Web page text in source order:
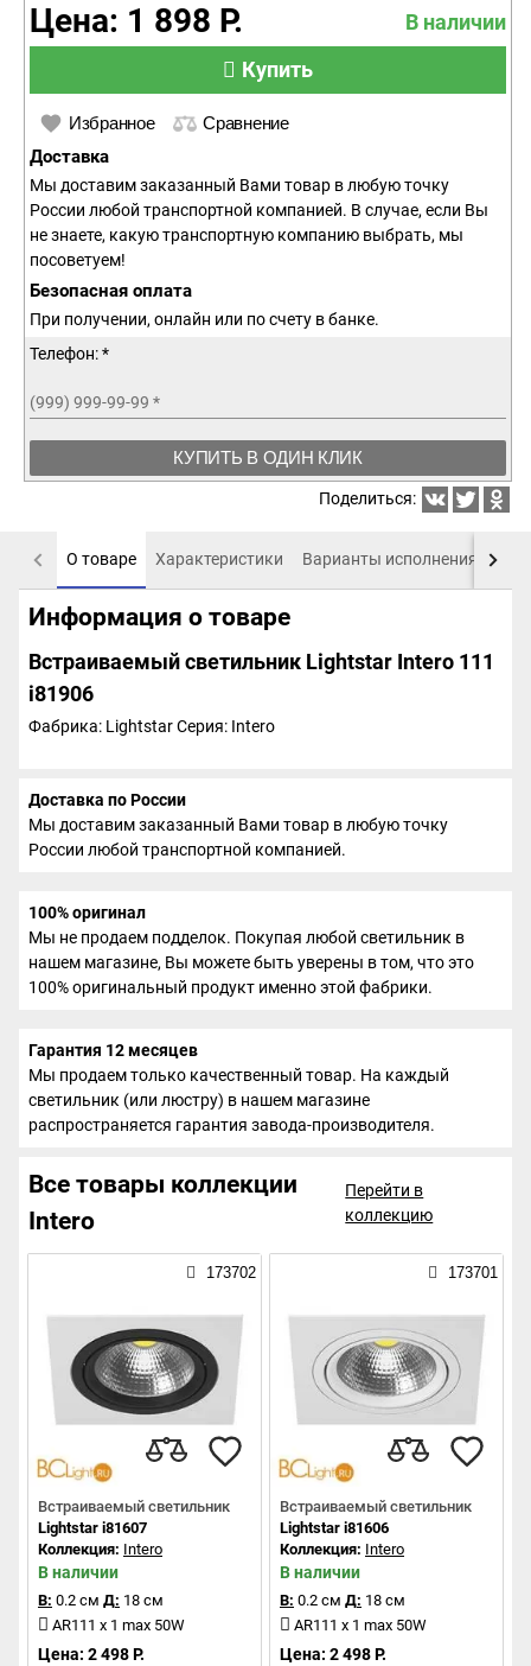
Цена: 1 898 Р.
В наличии
Купить
Избранное Сравнение
Доставка
Мы доставим заказанный Вами товар в любую точку
России любой транспортной компанией. В случае, если Вы
не знаете, какую транспортную компанию выбрать, мы
посоветуем!
Безопасная оплата
При получении, онлайн или по счету в банке.
Телефон: *
(999) 999-99-99 *
КУПИТЬ В ОДИН КЛИК
Поделиться:
О товаре Характеристики Варианты исполнения
Информация о товаре
Встраиваемый светильник Lightstar Intero 111
i81906
Фабрика: LightstarСерия: Intero
Доставка по России
Мы доставим заказанный Вами товар в любую точку
России любой транспортной компанией.
100% оригинал
Мы не продаем подделок. Покупая любой светильник в
нашем магазине, Вы можете быть уверены в том, что это
100% оригинальный продукт именно этой фабрики.
Гарантия 12 месяцев
Мы продаем только качественный товар. На каждый
светильник (или люстру) в нашем магазине
распространяется гарантия завода-производителя.
Все товары коллекции
Intero
Перейти в
коллекцию
173702
Встраиваемый светильник
Lightstar i81607
Коллекция: Intero
В наличии
В: 0.2 см Д: 18 см
AR111 x 1 max 50W
Цена: 2 498 Р.
173701
Встраиваемый светильник
Lightstar i81606
Коллекция: Intero
В наличии
В: 0.2 см Д: 18 см
AR111 x 1 max 50W
Цена: 2 498 Р.